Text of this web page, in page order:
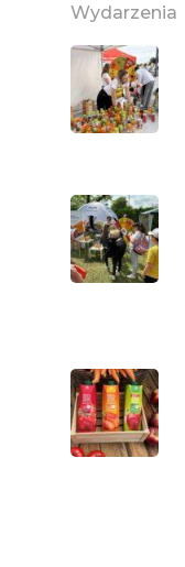
Wydarzenia